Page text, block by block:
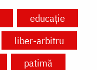
educație
liber-arbitru
patimă